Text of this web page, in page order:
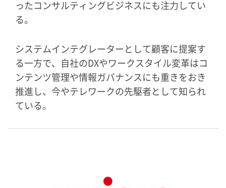
ったコンサルティングビジネスにも注力してい
る。
システムインテグレーターとして顧客に提案す
る一方で、自社のDXやワークスタイル変革はコ
ンテンツ管理や情報ガバナンスにも重きをおき
推進し、今やテレワークの先駆者として知られ
ている。